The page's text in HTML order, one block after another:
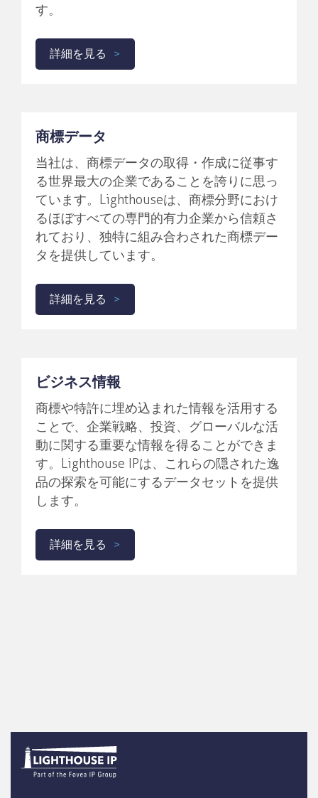
す。
詳細を見る
商標データ
当社は、商標データの取得・作成に従事す
る世界最大の企業であることを誇りに思っ
ています。Lighthouseは、商標分野におけ
るほぼすべての専門的有力企業から信頼さ
れており、独特に組み合わされた商標デー
タを提供しています。
詳細を見る
ビジネス情報
商標や特許に埋め込まれた情報を活用する
ことで、企業戦略、投資、グローバルな活
動に関する重要な情報を得ることができま
す。Lighthouse IPは、これらの隠された逸
品の探索を可能にするデータセットを提供
します。
詳細を見る